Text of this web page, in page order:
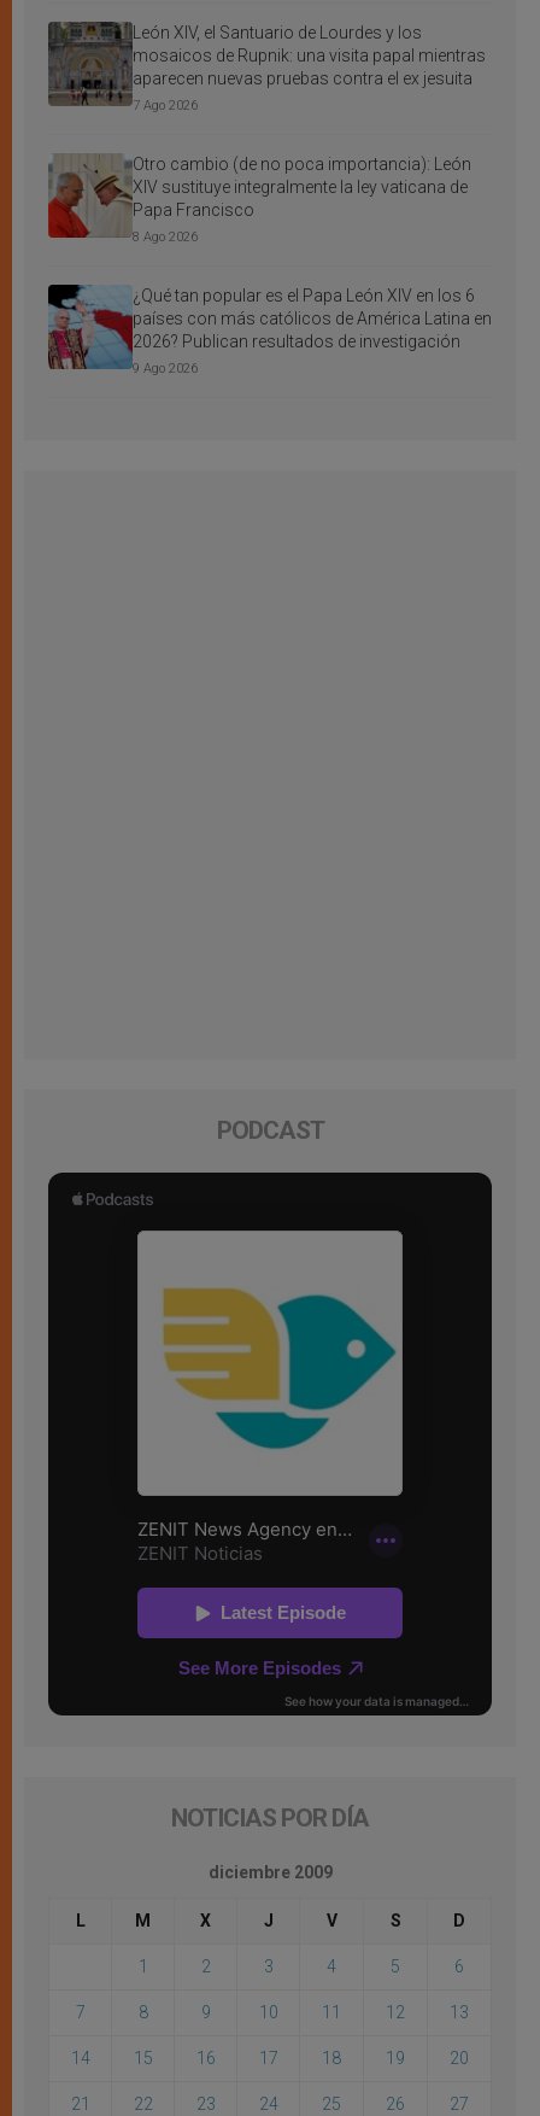
León XIV, el Santuario de Lourdes y los
mosaicos de Rupnik: una visita papal mientras
aparecen nuevas pruebas contra el ex jesuita
7 Ago 2026
Otro cambio (de no poca importancia): León
XIV sustituye integralmente la ley vaticana de
Papa Francisco
8 Ago 2026
¿Qué tan popular es el Papa León XIV en los 6
países con más católicos de América Latina en
2026? Publican resultados de investigación
9 Ago 2026
PODCAST
NOTICIAS POR DÍA
diciembre 2009
L M X J V S D
1 2 3 4 5 6
7 8 9 10 11 12 13
14 15 16 17 18 19 20
21 22 23 24 25 26 27